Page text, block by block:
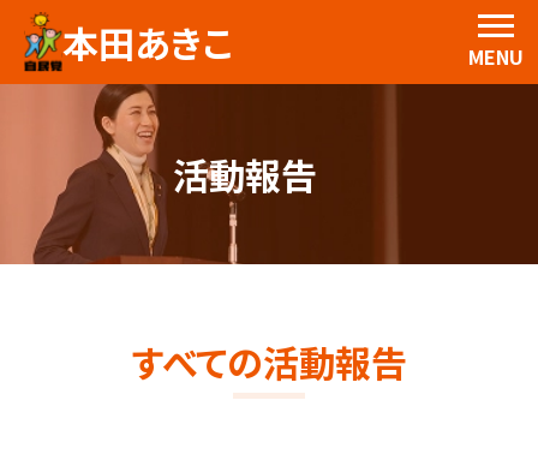
本田あきこ MENU
活動報告
すべての活動報告